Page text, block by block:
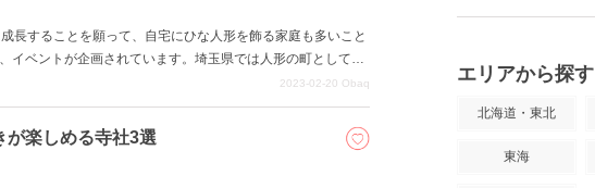
長することを願って、自宅にひな人形を飾る家庭も多いこと
イベントが企画されています。埼玉県では人形の町として知
2023-02-20 Obaq
が楽しめる寺社3選
エリアから探す
北海道・東北
東海